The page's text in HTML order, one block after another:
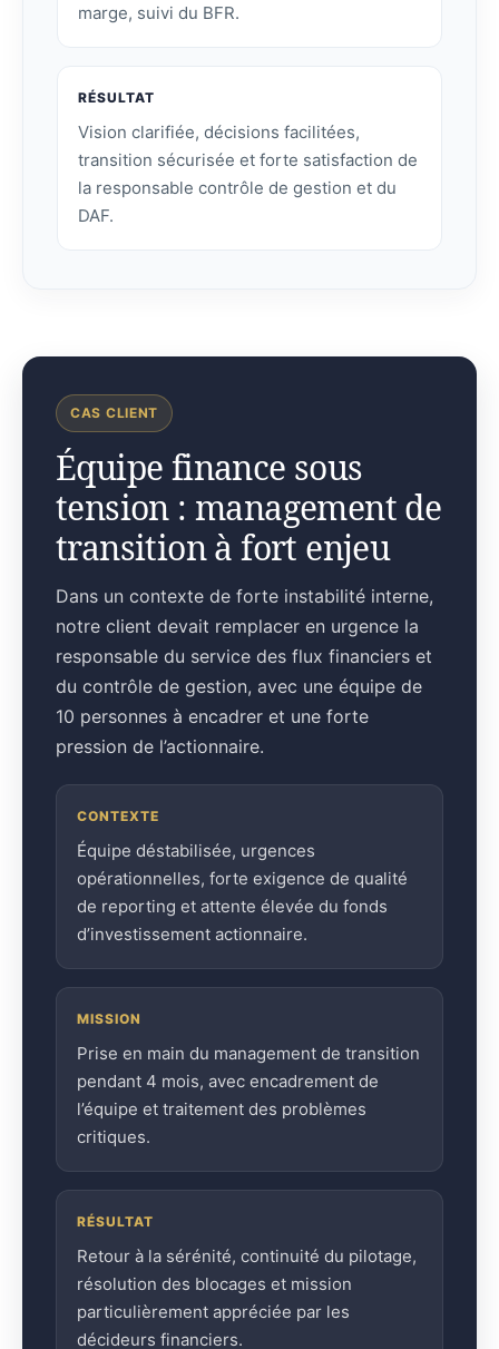
marge, suivi du BFR.
RÉSULTAT
Vision clarifiée, décisions facilitées,
transition sécurisée et forte satisfaction de
la responsable contrôle de gestion et du
DAF.
CAS CLIENT
Équipe finance sous
tension : management de
transition à fort enjeu
Dans un contexte de forte instabilité interne,
notre client devait remplacer en urgence la
responsable du service des flux financiers et
du contrôle de gestion, avec une équipe de
10 personnes à encadrer et une forte
pression de l’actionnaire.
CONTEXTE
Équipe déstabilisée, urgences
opérationnelles, forte exigence de qualité
de reporting et attente élevée du fonds
d’investissement actionnaire.
MISSION
Prise en main du management de transition
pendant 4 mois, avec encadrement de
l’équipe et traitement des problèmes
critiques.
RÉSULTAT
Retour à la sérénité, continuité du pilotage,
résolution des blocages et mission
particulièrement appréciée par les
décideurs financiers.